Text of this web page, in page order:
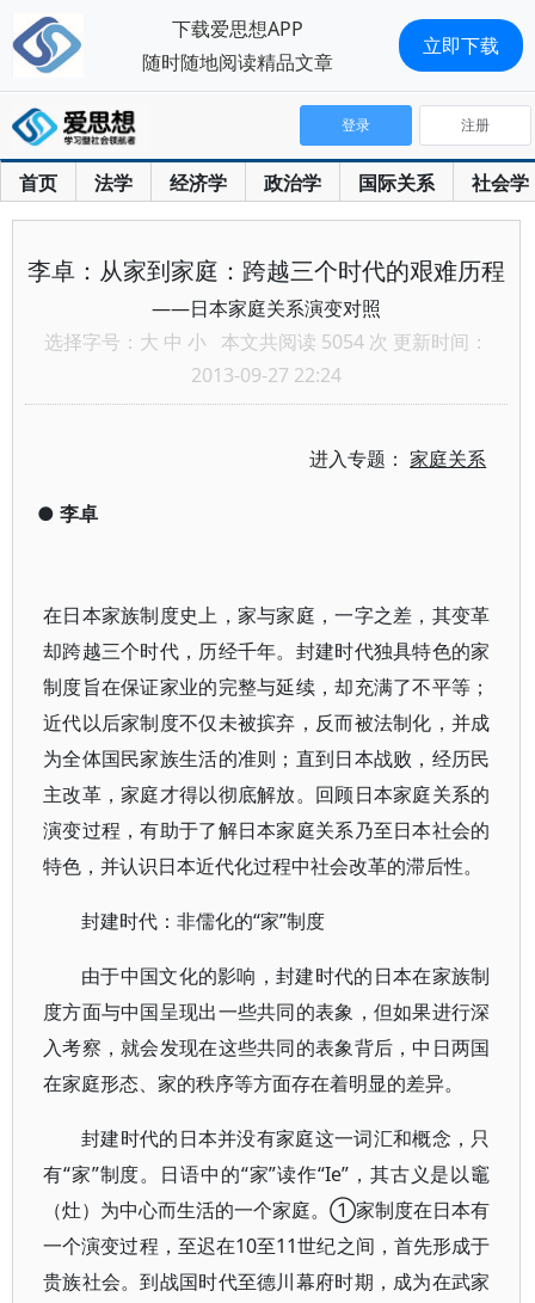
首页 法学 经济学 政治学 国际关系 社会学
登录 注册
李卓：从家到家庭：跨越三个时代的艰难历程
——日本家庭关系演变对照
选择字号： 大 中 小 本文共阅读 5054 次 更新时间：
2013-09-27 22:24
进入专题：家庭关系
● 李卓
在日本家族制度史上，家与家庭，一字之差，其变革
却跨越三个时代，历经千年。封建时代独具特色的家
制度旨在保证家业的完整与延续，却充满了不平等；
近代以后家制度不仅未被摈弃，反而被法制化，并成
为全体国民家族生活的准则；直到日本战败，经历民
主改革，家庭才得以彻底解放。回顾日本家庭关系的
演变过程，有助于了解日本家庭关系乃至日本社会的
特色，并认识日本近代化过程中社会改革的滞后性。
封建时代：非儒化的“家”制度
由于中国文化的影响，封建时代的日本在家族制
度方面与中国呈现出一些共同的表象，但如果进行深
入考察，就会发现在这些共同的表象背后，中日两国
在家庭形态、家的秩序等方面存在着明显的差异。
封建时代的日本并没有家庭这一词汇和概念，只
有“家”制度。日语中的“家”读作“Ie”，其古义是以竈
（灶）为中心而生活的一个家庭。①家制度在日本有
一个演变过程，至迟在10至11世纪之间，首先形成于
贵族社会。到战国时代至德川幕府时期，成为在武家
下载爱思想APP
随时随地阅读精品文章
立即下载